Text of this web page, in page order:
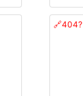
🔗404?